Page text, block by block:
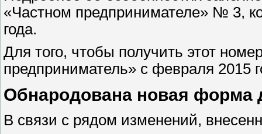
«Частном предпринимателе» № 3,
года.
Для того, чтобы получить этот
предприниматель» с февраля 2015
Обнародована новая форма
В связи с рядом изменений,